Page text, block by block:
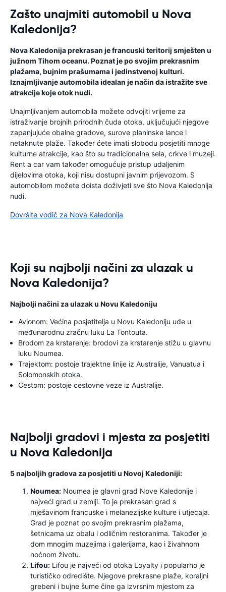
Zašto unajmiti automobil u Nova
Kaledonija?
Nova Kaledonija prekrasan je francuski teritorij smješten u
južnom Tihom oceanu. Poznat je po svojim prekrasnim
plažama, bujnim prašumama i jedinstvenoj kulturi.
Iznajmljivanje automobila idealan je način da istražite sve
atrakcije koje otok nudi.
Unajmljivanjem automobila možete odvojiti vrijeme za
istraživanje brojnih prirodnih čuda otoka, uključujući njegove
zapanjujuće obalne gradove, surove planinske lance i
netaknute plaže. Također ćete imati slobodu posjetiti mnoge
kulturne atrakcije, kao što su tradicionalna sela, crkve i muzeji.
Rent a car vam također omogućuje pristup udaljenim
dijelovima otoka, koji nisu dostupni javnim prijevozom. S
automobilom možete doista doživjeti sve što Nova Kaledonija
nudi.
Dovršite vodič za Nova Kaledonija
Koji su najbolji načini za ulazak u
Nova Kaledonija?
Najbolji načini za ulazak u Novu Kaledoniju
Avionom: Većina posjetitelja u Novu Kaledoniju uđe u
međunarodnu zračnu luku La Tontouta.
Brodom za krstarenje: brodovi za krstarenje stižu u glavnu
luku Noumea.
Trajektom: postoje trajektne linije iz Australije, Vanuatua i
Solomonskih otoka.
Cestom: postoje cestovne veze iz Australije.
Najbolji gradovi i mjesta za posjetiti
u Nova Kaledonija
5 najboljih gradova za posjetiti u Novoj Kaledoniji:
Noumea: Noumea je glavni grad Nove Kaledonije i
najveći grad u zemlji. To je prekrasan grad s
mješavinom francuske i melanezijske kulture i utjecaja.
Grad je poznat po svojim prekrasnim plažama,
šetnicama uz obalu i odličnim restoranima. Također je
dom mnogim muzejima i galerijama, kao i živahnom
noćnom životu.
Lifou: Lifou je najveći od otoka Loyalty i popularno je
turističko odredište. Njegove prekrasne plaže, koraljni
grebeni i bujne šume čine ga izvrsnim mjestom za